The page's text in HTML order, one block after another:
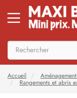
Accueil
Rangements et abris